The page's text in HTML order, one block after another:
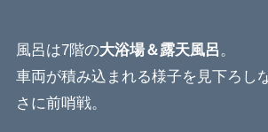
風呂は7階の大浴場＆露天風呂。
車両が積み込まれる様子を見下ろし
さに前哨戦。